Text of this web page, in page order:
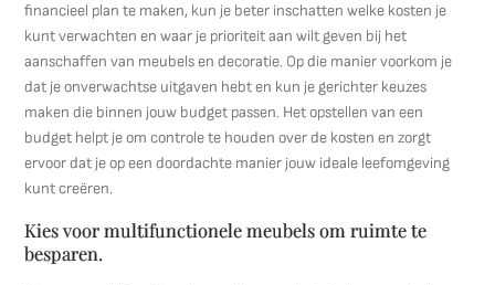
financieel plan te maken, kun je beter inschatten welke kosten je
kunt verwachten en waar je prioriteit aan wilt geven bij het
aanschaffen van meubels en decoratie. Op die manier voorkom je
dat je onverwachtse uitgaven hebt en kun je gerichter keuzes
maken die binnen jouw budget passen. Het opstellen van een
budget helpt je om controle te houden over de kosten en zorgt
ervoor dat je op een doordachte manier jouw ideale leefomgeving
kunt creëren.
Kies voor multifunctionele meubels om ruimte te
besparen.